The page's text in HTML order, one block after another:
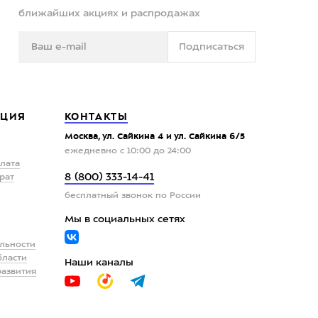
ближайших акциях и распродажах
Подписаться
КОНТАКТЫ
Москва, ул. Сайкина 4 и ул. Сайкина 6/5
ежедневно с 10:00 до 24:00
8 (800) 333-14-41
бесплатный звонок по России
Мы в социальных сетях
Наши каналы